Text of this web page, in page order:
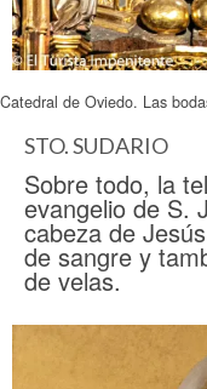
Catedral de Oviedo. Las
STO. SUDARIO
Sobre todo, la
evangelio de S.
cabeza de
de sangre y
de velas.